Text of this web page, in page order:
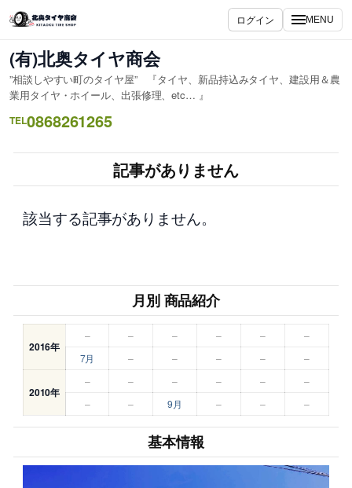
容
を
ス
キ
ッ
プ
ログイン MENU
(有)北奥タイヤ商会
”相談しやすい町のタイヤ屋” 『タイヤ、新品持込みタイヤ、建設用＆農
業用タイヤ・ホイール、出張修理、etc… 』
TEL0868261265
記事がありません
該当する記事がありません。
月別 商品紹介
2016年
– – – – –
–
7月
– – – – –
2010年
– – – – –
–
–
– 9月 – – –
基本情報